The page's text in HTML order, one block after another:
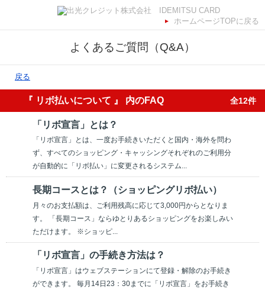
ホームページTOPに戻る
よくあるご質問（Q&A）
戻る
『 リボ払いについて 』 内のFAQ 全12件
「リボ宣言」とは？
「リボ宣言」とは、一度お手続きいただくと国内・海外を問わ
ず、すべてのショッピング・キャッシングそれぞれのご利用分
が自動的に「リボ払い」に変更されるシステム...
長期コースとは？（ショッピングリボ払い）
月々のお支払額は、ご利用残高に応じて3,000円からとなりま
す。 「長期コース」ならゆとりあるショッピングをお楽しみい
ただけます。 ※ショッピ...
「リボ宣言」の手続き方法は？
「リボ宣言」はウェブステーションにて登録・解除のお手続き
ができます。 毎月14日23：30までに「リボ宣言」をお手続き